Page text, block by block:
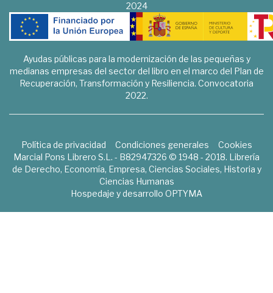
2024
Ayudas públicas para la modernización de las pequeñas y
medianas empresas del sector del libro en el marco del Plan de
Recuperación, Transformación y Resiliencia. Convocatoria
2022.
Política de privacidad Condiciones generales
Cookies
Marcial Pons Librero S.L. - B82947326 © 1948 - 2018. Librería
de Derecho, Economía, Empresa, Ciencias Sociales, Historia y
Ciencias Humanas
Hospedaje y desarrollo OPTYMA